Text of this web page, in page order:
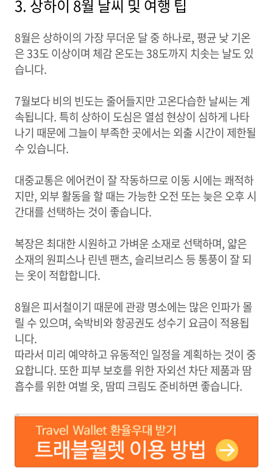
3. 상하이 8월 날씨 및 여행 팁
8월은 상하이의 가장 무더운 달 중 하나로, 평균 낮 기온
은 33도 이상이며 체감 온도는 38도까지 치솟는 날도 있
습니다.
7월보다 비의 빈도는 줄어들지만 고온다습한 날씨는 계
속됩니다. 특히 상하이 도심은 열섬 현상이 심하게 나타
나기 때문에 그늘이 부족한 곳에서는 외출 시간이 제한될
수 있습니다.
대중교통은 에어컨이 잘 작동하므로 이동 시에는 쾌적하
지만, 외부 활동을 할 때는 가능한 오전 또는 늦은 오후 시
간대를 선택하는 것이 좋습니다.
복장은 최대한 시원하고 가벼운 소재로 선택하며, 얇은
소재의 원피스나 린넨 팬츠, 슬리브리스 등 통풍이 잘 되
는 옷이 적합합니다.
8월은 피서철이기 때문에 관광 명소에는 많은 인파가 몰
릴 수 있으며, 숙박비와 항공권도 성수기 요금이 적용됩
니다.
따라서 미리 예약하고 유동적인 일정을 계획하는 것이 중
요합니다. 또한 피부 보호를 위한 자외선 차단 제품과 땀
흡수를 위한 여벌 옷, 땀띠 크림도 준비하면 좋습니다.